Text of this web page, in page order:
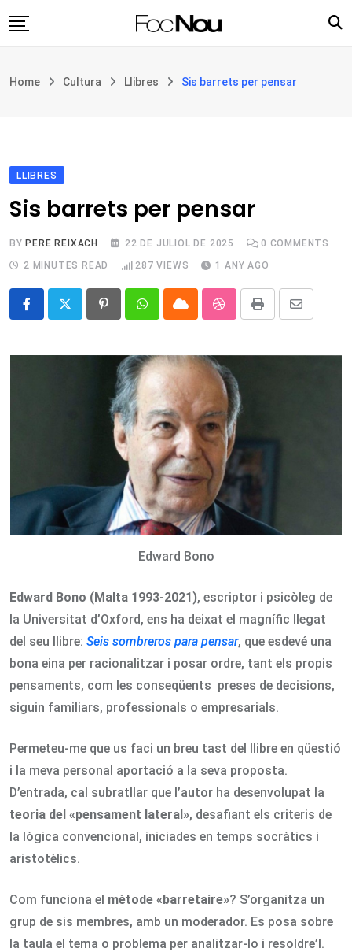
to
Filosofia i teologia
Opinió
Botiga
Home Cultura Llibres Sis barrets per pensar
LLIBRES
Sis barrets per pensar
BY PERE REIXACH 22 DE JULIOL DE 2025 0 COMMENTS
2 MINUTES READ
287 VIEWS 1 ANY AGO
PinterestWhatsappCloud StumbleUpon
Print
Share
Email
Edward Bono
Edward Bono (Malta 1993-2021), escriptor i psicòleg de
la Universitat d’Oxford, ens ha deixat el magnífic llegat
del seu llibre: Seis sombreros para pensar, que esdevé una
bona eina per racionalitzar i posar ordre, tant els propis
pensaments, com les conseqüents preses de decisions,
siguin familiars, professionals o empresarials.
Permeteu-me que us faci un breu tast del llibre en qüestió
i la meva personal aportació a la seva proposta.
D’entrada, cal subratllar que l’autor ha desenvolupat la
teoria del «pensament lateral», desafiant els criteris de
la lògica convencional, iniciades en temps socràtics i
aristotèlics.
Com funciona el mètode «barretaire»? S’organitza un
grup de sis membres, amb un moderador. Es posa sobre
la taula el tema o problema per analitzar-lo i resoldre’l.